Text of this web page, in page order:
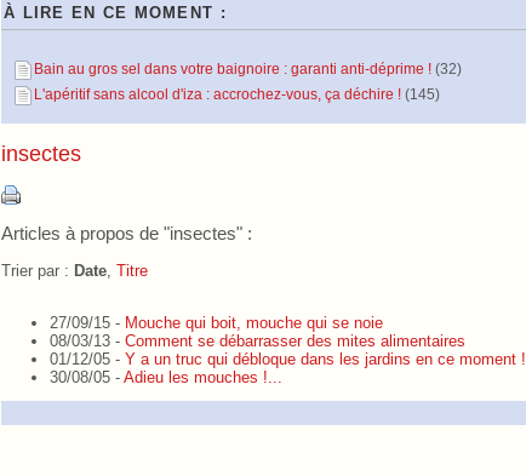
À LIRE EN CE MOMENT :
Bain au gros sel dans votre baignoire : garanti anti-déprime ! (32)
L'apéritif sans alcool d'iza : accrochez-vous, ça déchire ! (145)
insectes
Articles à propos de "insectes" :
Trier par : Date Titre
27/09/15 - Mouche qui boit, mouche qui se noie
08/03/13 - Comment se débarrasser des mites alimentaires
01/12/05 - Y a un truc qui débloque dans les jardins en ce moment !
30/08/05 - Adieu les mouches !...